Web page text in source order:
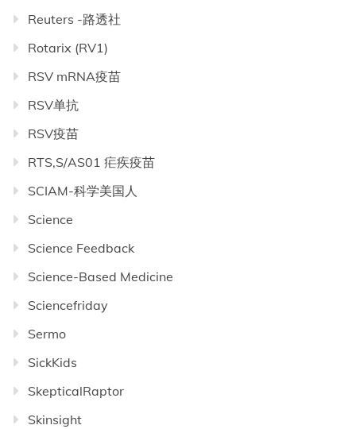
Reuters -路透社
Rotarix (RV1)
RSV mRNA疫苗
RSV单抗
RSV疫苗
RTS,S/AS01 疟疾疫苗
SCIAM-科学美国人
Science
Science Feedback
Science-Based Medicine
Sciencefriday
Sermo
SickKids
SkepticalRaptor
Skinsight